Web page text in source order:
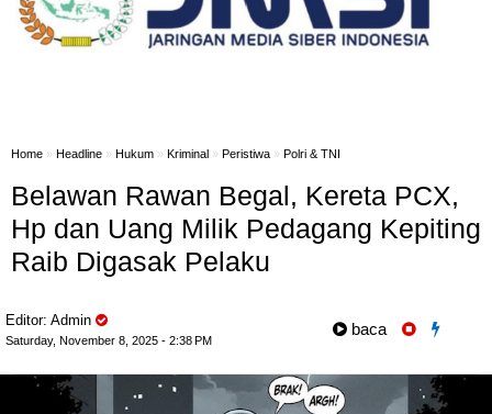
Home » Headline » Hukum » Kriminal » Peristiwa » Polri & TNI
Belawan Rawan Begal, Kereta PCX,
Hp dan Uang Milik Pedagang Kepiting
Raib Digasak Pelaku
Editor: Admin
Saturday, November 8, 2025 - 2:38 PM
baca